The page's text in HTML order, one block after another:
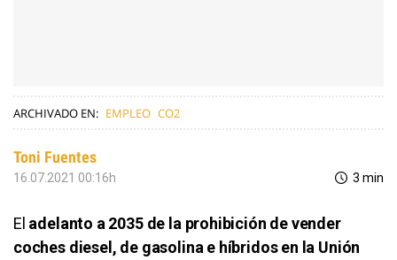
ARCHIVADO EN: EMPLEO CO2
Toni Fuentes
16.07.2021 00:16h 3 min
El adelanto a 2035 de la prohibición de vender
coches diesel, de gasolina e híbridos en la Unión